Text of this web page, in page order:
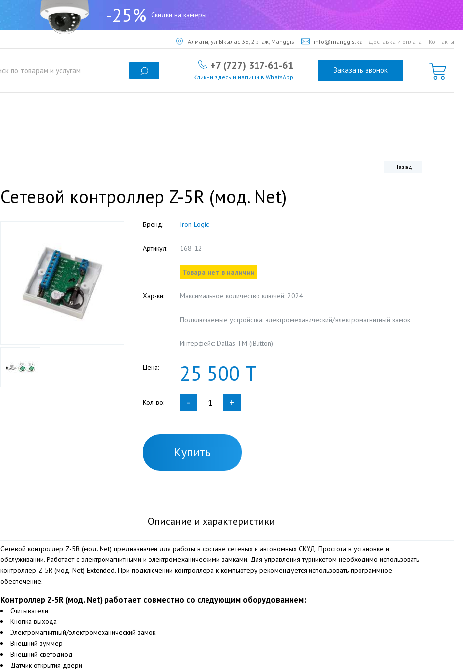
-25% Скидки на камеры
Алматы, ул Ыкылас 3Б, 2 этаж, Manggis info@manggis.kz Доставка и оплата Контакты
+7 (727) 317-61-61
Кликни здесь и напиши в WhatsApp
Заказать звонок
Назад
Сетевой контроллер Z-5R (мод. Net)
Бренд: Iron Logic
Артикул: 168-12
Товара нет в наличии
Хар-ки: Максимальное количество ключей: 2024
Подключаемые устройства: электромеханический/электромагнитный замок
Интерфейс: Dallas TM (iButton)
Цена: 25 500 Т
Кол-во: - +
Купить
Описание и характеристики
Сетевой контроллер Z-5R (мод. Net) предназначен для работы в составе сетевых и автономных СКУД. Простота в установке и
обслуживании. Работает с электромагнитными и электромеханическими замками. Для управления турникетом необходимо использовать
контроллер Z-5R (мод. Net) Extended. При подключении контроллера к компьютеру рекомендуется использовать программное
обеспечение.
Контроллер Z-5R (мод. Net) работает совместно со следующим оборудованием:
Считыватели
Кнопка выхода
Электромагнитный/электромеханический замок
Внешний зуммер
Внешний светодиод
Датчик открытия двери